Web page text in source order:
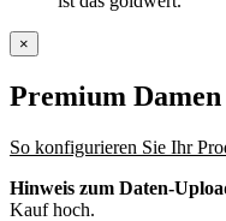
×
Premium
So konfigurieren Sie Ihr
Hinweis zum Daten-
Kauf hoch.